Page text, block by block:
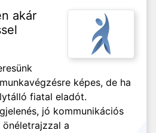
akár
képes, de ha
fiatal eladót.
jó kommunikációs
önéletrajzzal a